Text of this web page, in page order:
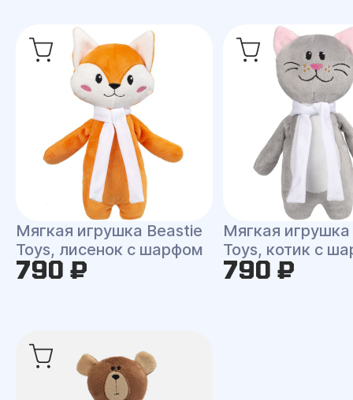
Мягкая игрушка Beastie
Toys, лисенок с шарфом
790 ₽
Мягкая
Toys, котик с
790 ₽